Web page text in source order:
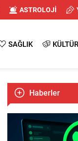
ASTROLOJİ
SAĞLIK
Haberler